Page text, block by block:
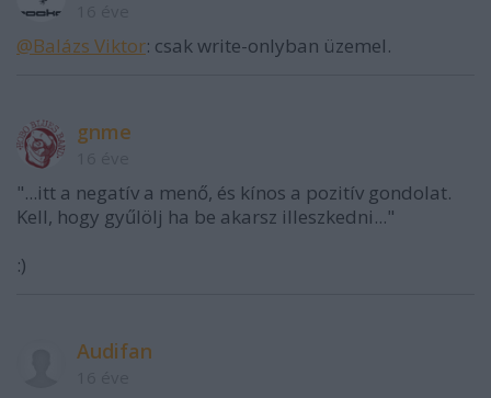
@Balázs Viktor: csak write-onlyban üzemel.
gnme
"...itt a negatív a menő, és kínos a pozitív gondolat.
Kell, hogy gyűlölj ha be akarsz illeszkedni..."
:)
Audifan